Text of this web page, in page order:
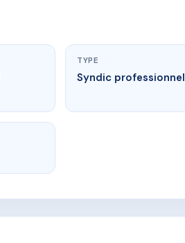
TYPE
Syndic professionnel